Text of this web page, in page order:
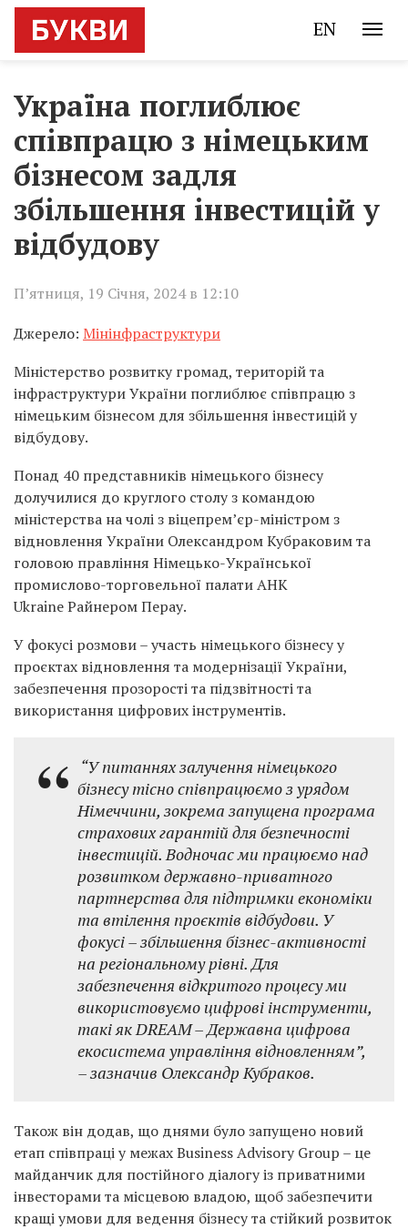
EN
Україна поглиблює
співпрацю з німецьким
бізнесом задля
збільшення інвестицій у
відбудову
П’ятниця, 19 Січня, 2024 в 12:10
Джерело: Мінінфраструктури
Міністерство розвитку громад, територій та
інфраструктури України поглиблює співпрацю з
німецьким бізнесом для збільшення інвестицій у
відбудову.
Понад 40 представників німецького бізнесу
долучилися до круглого столу з командою
міністерства на чолі з віцепрем’єр-міністром з
відновлення України Олександром Кубраковим та
головою правління Німецько-Української
промислово-торговельної палати AHK
Ukraine Райнером Перау.
У фокусі розмови – участь німецького бізнесу у
проєктах відновлення та модернізації України,
забезпечення прозорості та підзвітності та
використання цифрових інструментів.
“У питаннях залучення німецького
бізнесу тісно співпрацюємо з урядом
Німеччини, зокрема запущена програма
страхових гарантій для безпечності
інвестицій. Водночас ми працюємо над
розвитком державно-приватного
партнерства для підтримки економіки
та втілення проєктів відбудови. У
фокусі – збільшення бізнес-активності
на регіональному рівні. Для
забезпечення відкритого процесу ми
використовуємо цифрові інструменти,
такі як DREAM – Державна цифрова
екосистема управління відновленням”,
– зазначив Олександр Кубраков.
Також він додав, що днями було запущено новий
етап співпраці у межах Business Advisory Group – це
майданчик для постійного діалогу із приватними
інвесторами та місцевою владою, щоб забезпечити
кращі умови для ведення бізнесу та стійкий розвиток